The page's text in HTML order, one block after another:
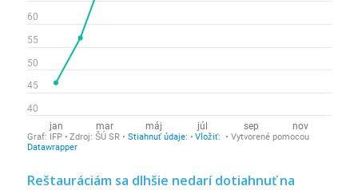
Reštauráciám sa dlhšie nedarí dotiahnuť na